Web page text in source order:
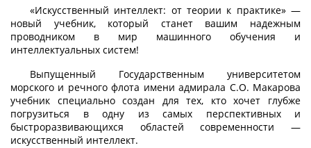
«Искусственный интеллект: от теории к практике» —
новый учебник, который станет вашим надежным
проводником в мир машинного обучения и
интеллектуальных систем!
Выпущенный Государственным университетом
морского и речного флота имени адмирала С.О. Макарова
учебник специально создан для тех, кто хочет глубже
погрузиться в одну из самых перспективных и
быстроразвивающихся областей современности —
искусственный интеллект.